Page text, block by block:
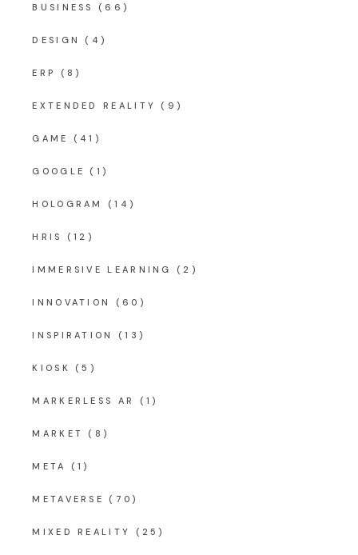
BUSINESS (66)
DESIGN (4)
ERP (8)
EXTENDED REALITY (9)
GAME (41)
GOOGLE (1)
HOLOGRAM (14)
HRIS (12)
IMMERSIVE LEARNING (2)
INNOVATION (60)
INSPIRATION (13)
KIOSK (5)
MARKERLESS AR (1)
MARKET (8)
META (1)
METAVERSE (70)
MIXED REALITY (25)